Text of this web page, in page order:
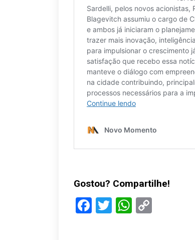
Gostou? Compartilhe!
Facebook
TwitterWhatsApp